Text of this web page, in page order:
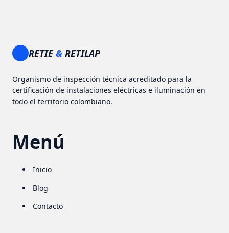
RETIE& RETILAP
Organismo de inspección técnica acreditado para la
certificación de instalaciones eléctricas e iluminación en
todo el territorio colombiano.
Menú
Inicio
Blog
Contacto